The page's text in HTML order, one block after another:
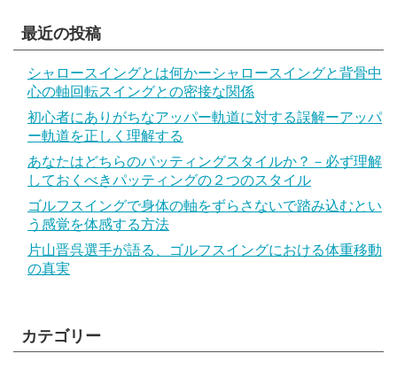
最近の投稿
シャロースイングとは何かーシャロースイングと背骨中
心の軸回転スイングとの密接な関係
初心者にありがちなアッパー軌道に対する誤解ーアッパ
ー軌道を正しく理解する
あなたはどちらのパッティングスタイルか？－必ず理解
しておくべきパッティングの２つのスタイル
ゴルフスイングで身体の軸をずらさないで踏み込むとい
う感覚を体感する方法
片山晋呉選手が語る、ゴルフスイングにおける体重移動
の真実
カテゴリー